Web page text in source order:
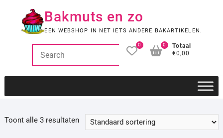
Bakmuts en zo
EEN WEBSHOP IN NET IETS ANDERE BAKARTIKELEN.
0
Totaal
€0,00
0
Toont alle 3 resultaten